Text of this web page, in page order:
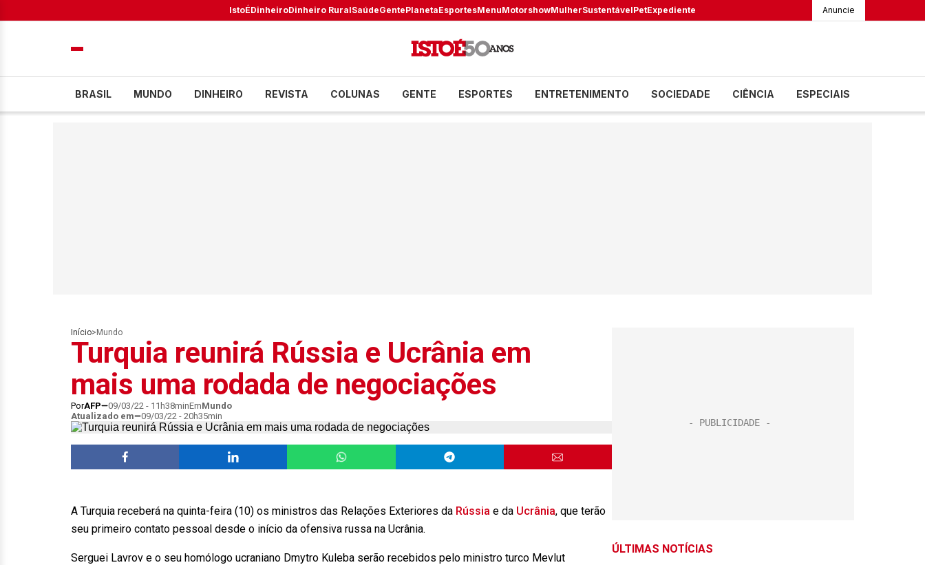
IstoÉDinheiroDinheiro RuralSaúdeGentePlanetaEsportesMenuMotorshowMulherSustentávelPetExpediente Anuncie
BRASIL MUNDO DINHEIRO REVISTA COLUNAS GENTE ESPORTES ENTRETENIMENTO SOCIEDADE CIÊNCIA ESPECIAIS
Início> Mundo
Turquia reunirá Rússia e Ucrânia em
mais uma rodada de negociações
PorAFP 09/03/22 - 11h38minEmMundo
Atualizado em
09/03/22 - 20h35min
A Turquia receberá na quinta-feira (10) os ministros das Relações Exteriores da Rússia e da Ucrânia, que terão
seu primeiro contato pessoal desde o início da ofensiva russa na Ucrânia.
Serguei Lavrov e o seu homólogo ucraniano Dmytro Kuleba serão recebidos pelo ministro turco Mevlut